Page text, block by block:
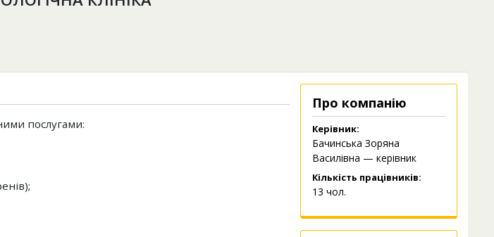
послугами:
Про компанію
Керівник:
Бачинська Зоряна
Василівна — керівник
Кількість працівників:
13 чол.